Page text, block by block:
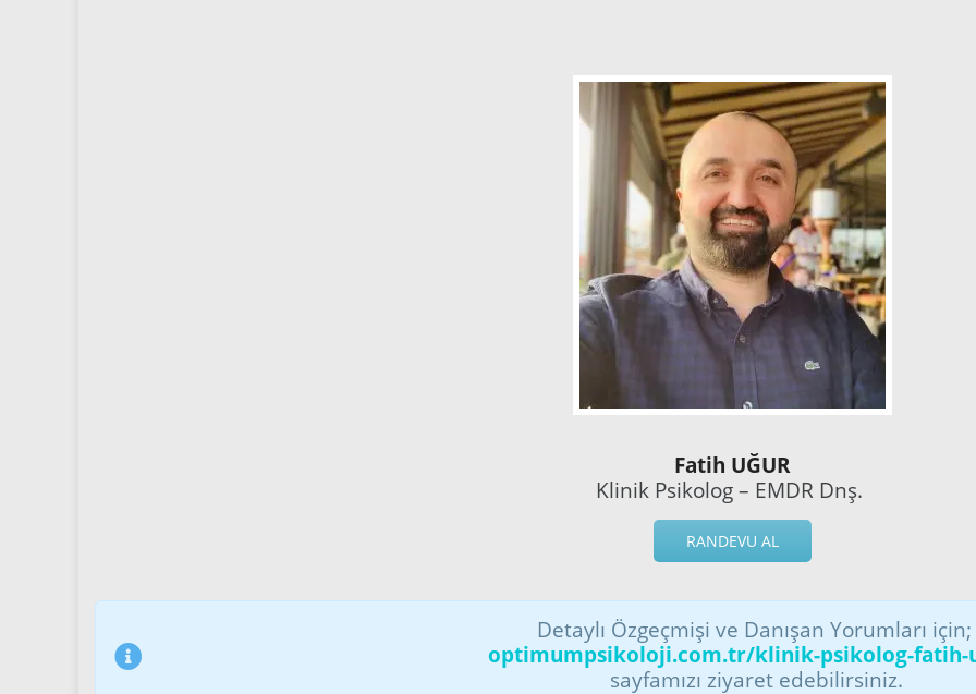
Fatih UĞUR
Klinik Psikolog – EMDR Dnş.
RANDEVU AL
Detaylı Özgeçmişi ve Danışan Yorumları için;
optimumpsikoloji.com.tr/klinik-psikolog-fatih-
sayfamızı ziyaret edebilirsiniz.